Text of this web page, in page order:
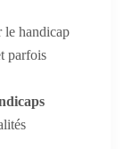
le handicap
parfois